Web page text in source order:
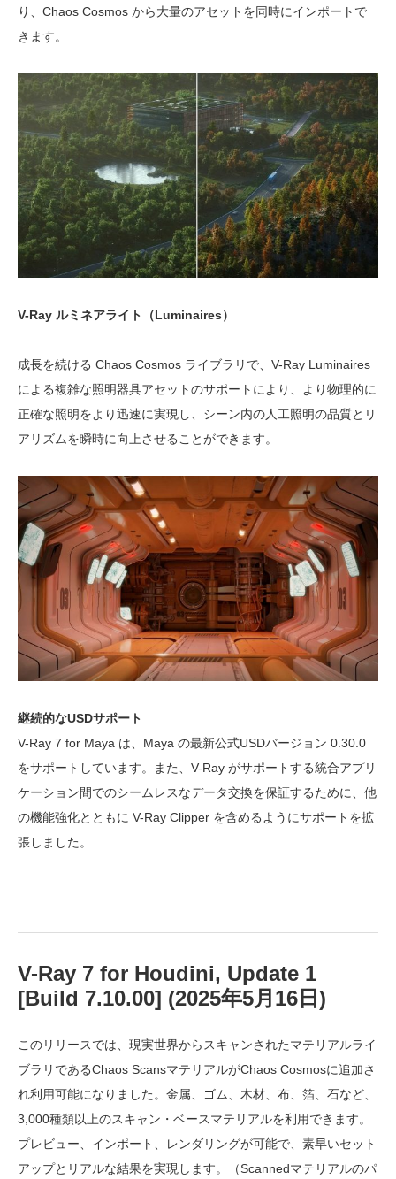
り、Chaos Cosmos から大量のアセットを同時にインポートで
きます。
V-Ray ルミネアライト（Luminaires）
成長を続ける Chaos Cosmos ライブラリで、V-Ray Luminaires
による複雑な照明器具アセットのサポートにより、より物理的に
正確な照明をより迅速に実現し、シーン内の人工照明の品質とリ
アリズムを瞬時に向上させることができます。
継続的なUSDサポート
V-Ray 7 for Maya は、Maya の最新公式USDバージョン 0.30.0
をサポートしています。また、V-Ray がサポートする統合アプリ
ケーション間でのシームレスなデータ交換を保証するために、他
の機能強化とともに V-Ray Clipper を含めるようにサポートを拡
張しました。
V-Ray 7 for Houdini, Update 1
[Build 7.10.00] (2025年5月16日)
このリリースでは、現実世界からスキャンされたマテリアルライ
ブラリであるChaos ScansマテリアルがChaos Cosmosに追加さ
れ利用可能になりました。金属、ゴム、木材、布、箔、石など、
3,000種類以上のスキャン・ベースマテリアルを利用できます。
プレビュー、インポート、レンダリングが可能で、素早いセット
アップとリアルな結果を実現します。（Scannedマテリアルのパ